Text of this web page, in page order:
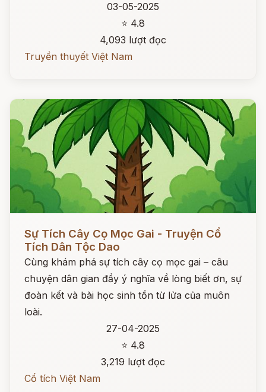
03-05-2025
⭐ 4.8
4,093 lượt đọc
Truyền thuyết Việt Nam
Sự Tích Cây Cọ Mọc Gai - Truyện Cổ
Tích Dân Tộc Dao
Cùng khám phá sự tích cây cọ mọc gai – câu
chuyện dân gian đầy ý nghĩa về lòng biết ơn, sự
đoàn kết và bài học sinh tồn từ lửa của muôn
loài.
27-04-2025
⭐ 4.8
3,219 lượt đọc
Cổ tích Việt Nam